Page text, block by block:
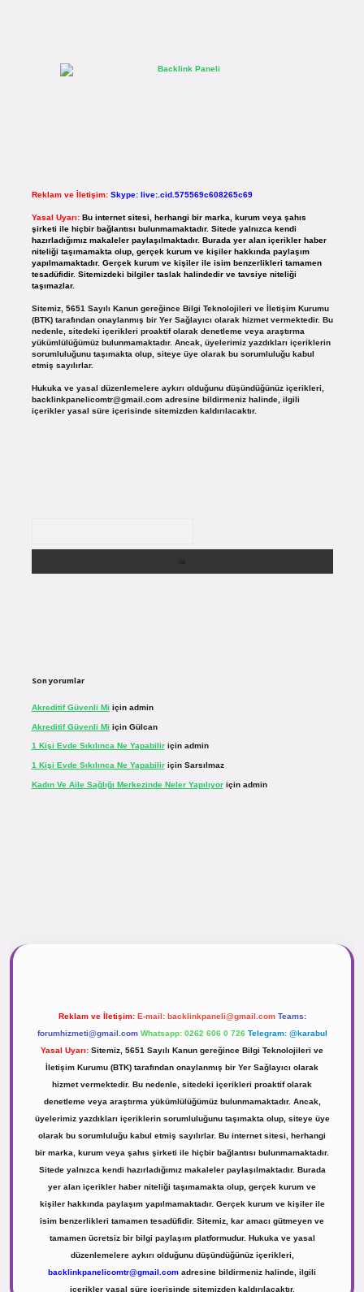
Reklam ve İletişim: Skype: live:.cid.575569c608265c69
Yasal Uyarı: Bu internet sitesi, herhangi bir marka, kurum veya şahıs
şirketi ile hiçbir bağlantısı bulunmamaktadır. Sitede yalnızca kendi
hazırladığımız makaleler paylaşılmaktadır. Burada yer alan içerikler haber
niteliği taşımamakta olup, gerçek kurum ve kişiler hakkında paylaşım
yapılmamaktadır. Gerçek kurum ve kişiler ile isim benzerlikleri tamamen
tesadüfidir. Sitemizdeki bilgiler taslak halindedir ve tavsiye niteliği
taşımazlar.
Sitemiz, 5651 Sayılı Kanun gereğince Bilgi Teknolojileri ve İletişim Kurumu
(BTK) tarafından onaylanmış bir Yer Sağlayıcı olarak hizmet vermektedir. Bu
nedenle, sitedeki içerikleri proaktif olarak denetleme veya araştırma
yükümlülüğümüz bulunmamaktadır. Ancak, üyelerimiz yazdıkları içeriklerin
sorumluluğunu taşımakta olup, siteye üye olarak bu sorumluluğu kabul
etmiş sayılırlar.
Hukuka ve yasal düzenlemelere aykırı olduğunu düşündüğünüz içerikleri,
backlinkpanelicomtr@gmail.comadresine bildirmeniz halinde, ilgili
içerikler yasal süre içerisinde sitemizden kaldırılacaktır.
Son yorumlar
Akreditif Güvenli Mi için admin
Akreditif Güvenli Mi için Gülcan
1 Kişi Evde Sıkılınca Ne Yapabiliriçin admin
1 Kişi Evde Sıkılınca Ne Yapabiliriçin Sarsılmaz
Kadın Ve Aile Sağlığı Merkezinde Neler Yapılıyoriçin admin
Reklam ve İletişim: E-mail: backlinkpaneli@gmail.com Teams:
forumhizmeti@gmail.com Whatsapp: 0262 606 0 726 Telegram: @karabul
Yasal Uyarı: Sitemiz, 5651 Sayılı Kanun gereğince Bilgi Teknolojileri ve
İletişim Kurumu (BTK) tarafından onaylanmış bir Yer Sağlayıcı olarak
hizmet vermektedir. Bu nedenle, sitedeki içerikleri proaktif olarak
denetleme veya araştırma yükümlülüğümüz bulunmamaktadır. Ancak,
üyelerimiz yazdıkları içeriklerin sorumluluğunu taşımakta olup, siteye üye
olarak bu sorumluluğu kabul etmiş sayılırlar. Bu internet sitesi, herhangi
bir marka, kurum veya şahıs şirketi ile hiçbir bağlantısı bulunmamaktadır.
Sitede yalnızca kendi hazırladığımız makaleler paylaşılmaktadır. Burada
yer alan içerikler haber niteliği taşımamakta olup, gerçek kurum ve
kişiler hakkında paylaşım yapılmamaktadır. Gerçek kurum ve kişiler ile
isim benzerlikleri tamamen tesadüfidir. Sitemiz, kar amacı gütmeyen ve
tamamen ücretsiz bir bilgi paylaşım platformudur. Hukuka ve yasal
düzenlemelere aykırı olduğunu düşündüğünüz içerikleri,
backlinkpanelicomtr@gmail.com adresine bildirmeniz halinde, ilgili
içerikler yasal süre içerisinde sitemizden kaldırılacaktır.